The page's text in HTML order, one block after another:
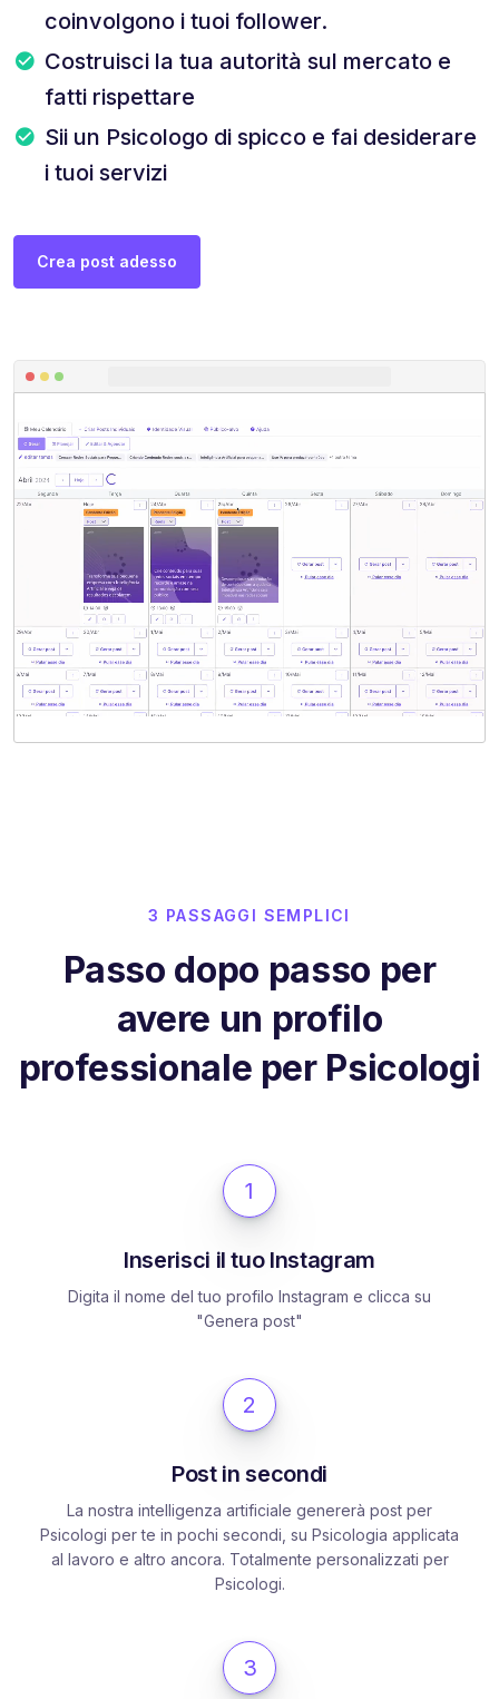
coinvolgono i tuoi follower.
Costruisci la tua autorità sul mercato e
fatti rispettare
Sii un Psicologo di spicco e fai desiderare
i tuoi servizi
Crea post adesso
3 PASSAGGI SEMPLICI
Passo dopo passo per
avere un profilo
professionale per Psicologi
1
Inserisci il tuo Instagram
Digita il nome del tuo profilo Instagram e clicca su
"Genera post"
2
Post in secondi
La nostra intelligenza artificiale genererà post per
Psicologi per te in pochi secondi, su Psicologia applicata
al lavoro e altro ancora. Totalmente personalizzati per
Psicologi.
3